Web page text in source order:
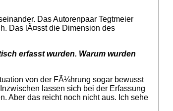
Das Autorenpaar Tegtmeier
Das lÃ¤sst die Dimension des
erfasst wurden. Warum wurden
von der FÃ¼hrung sogar bewusst
lassen sich bei der Erfassung
Aber das reicht noch nicht aus. Ich sehe